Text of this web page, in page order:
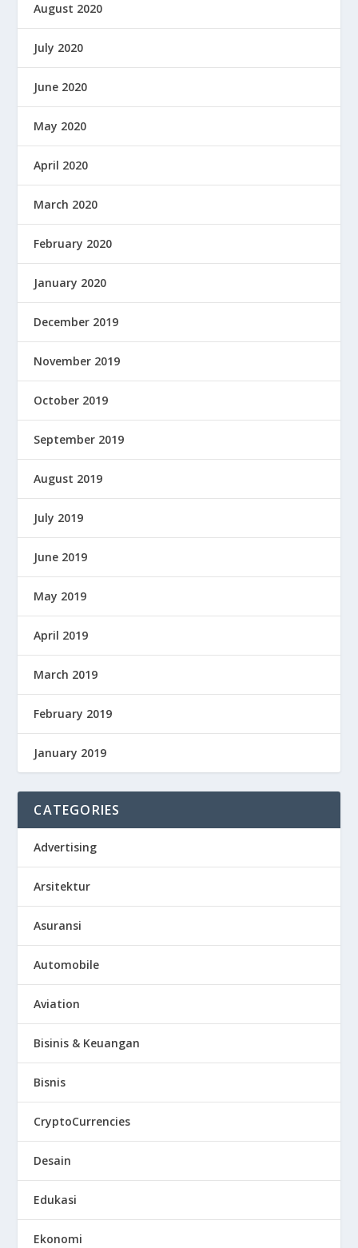
August 2020
July 2020
June 2020
May 2020
April 2020
March 2020
February 2020
January 2020
December 2019
November 2019
October 2019
September 2019
August 2019
July 2019
June 2019
May 2019
April 2019
March 2019
February 2019
January 2019
CATEGORIES
Advertising
Arsitektur
Asuransi
Automobile
Aviation
Bisinis & Keuangan
Bisnis
CryptoCurrencies
Desain
Edukasi
Ekonomi